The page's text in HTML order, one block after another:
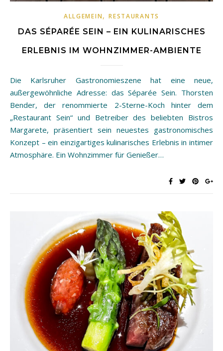
ALLGEMEIN,RESTAURANTS
DAS SÉPARÉE SEIN – EIN KULINARISCHES
ERLEBNIS IM WOHNZIMMER-AMBIENTE
Die Karlsruher Gastronomieszene hat eine neue,
außergewöhnliche Adresse: das Séparée Sein. Thorsten
Bender, der renommierte 2-Sterne-Koch hinter dem
„Restaurant Sein“ und Betreiber des beliebten Bistros
Margarete, präsentiert sein neuestes gastronomisches
Konzept – ein einzigartiges kulinarisches Erlebnis in intimer
Atmosphäre. Ein Wohnzimmer für Genießer…